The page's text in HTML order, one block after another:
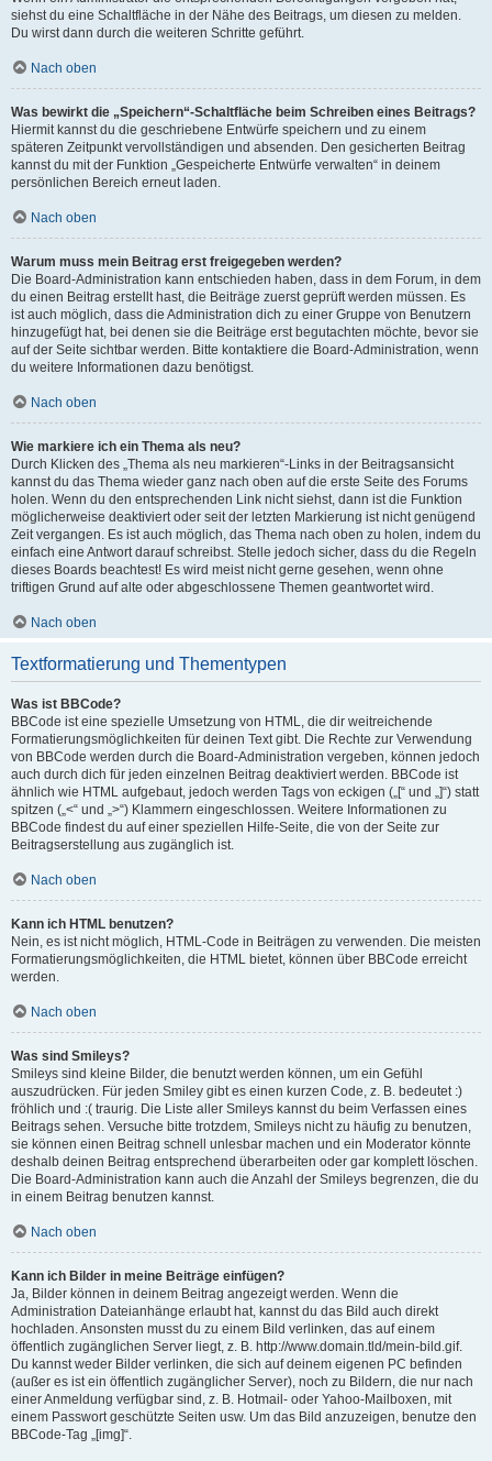
siehst du eine Schaltfläche in der Nähe des Beitrags, um diesen zu melden.
Du wirst dann durch die weiteren Schritte geführt.
Nach oben
Was bewirkt die „Speichern“-Schaltfläche beim Schreiben eines Beitrags?
Hiermit kannst du die geschriebene Entwürfe speichern und zu einem
späteren Zeitpunkt vervollständigen und absenden. Den gesicherten Beitrag
kannst du mit der Funktion „Gespeicherte Entwürfe verwalten“ in deinem
persönlichen Bereich erneut laden.
Nach oben
Warum muss mein Beitrag erst freigegeben werden?
Die Board-Administration kann entschieden haben, dass in dem Forum, in dem
du einen Beitrag erstellt hast, die Beiträge zuerst geprüft werden müssen. Es
ist auch möglich, dass die Administration dich zu einer Gruppe von Benutzern
hinzugefügt hat, bei denen sie die Beiträge erst begutachten möchte, bevor sie
auf der Seite sichtbar werden. Bitte kontaktiere die Board-Administration, wenn
du weitere Informationen dazu benötigst.
Nach oben
Wie markiere ich ein Thema als neu?
Durch Klicken des „Thema als neu markieren“-Links in der Beitragsansicht
kannst du das Thema wieder ganz nach oben auf die erste Seite des Forums
holen. Wenn du den entsprechenden Link nicht siehst, dann ist die Funktion
möglicherweise deaktiviert oder seit der letzten Markierung ist nicht genügend
Zeit vergangen. Es ist auch möglich, das Thema nach oben zu holen, indem du
einfach eine Antwort darauf schreibst. Stelle jedoch sicher, dass du die Regeln
dieses Boards beachtest! Es wird meist nicht gerne gesehen, wenn ohne
triftigen Grund auf alte oder abgeschlossene Themen geantwortet wird.
Nach oben
Textformatierung und Thementypen
Was ist BBCode?
BBCode ist eine spezielle Umsetzung von HTML, die dir weitreichende
Formatierungsmöglichkeiten für deinen Text gibt. Die Rechte zur Verwendung
von BBCode werden durch die Board-Administration vergeben, können jedoch
auch durch dich für jeden einzelnen Beitrag deaktiviert werden. BBCode ist
ähnlich wie HTML aufgebaut, jedoch werden Tags von eckigen („[“ und „]“) statt
spitzen („<“ und „>“) Klammern eingeschlossen. Weitere Informationen zu
BBCode findest du auf einer speziellen Hilfe-Seite, die von der Seite zur
Beitragserstellung aus zugänglich ist.
Nach oben
Kann ich HTML benutzen?
Nein, es ist nicht möglich, HTML-Code in Beiträgen zu verwenden. Die meisten
Formatierungsmöglichkeiten, die HTML bietet, können über BBCode erreicht
werden.
Nach oben
Was sind Smileys?
Smileys sind kleine Bilder, die benutzt werden können, um ein Gefühl
auszudrücken. Für jeden Smiley gibt es einen kurzen Code, z. B. bedeutet :)
fröhlich und :( traurig. Die Liste aller Smileys kannst du beim Verfassen eines
Beitrags sehen. Versuche bitte trotzdem, Smileys nicht zu häufig zu benutzen,
sie können einen Beitrag schnell unlesbar machen und ein Moderator könnte
deshalb deinen Beitrag entsprechend überarbeiten oder gar komplett löschen.
Die Board-Administration kann auch die Anzahl der Smileys begrenzen, die du
in einem Beitrag benutzen kannst.
Nach oben
Kann ich Bilder in meine Beiträge einfügen?
Ja, Bilder können in deinem Beitrag angezeigt werden. Wenn die
Administration Dateianhänge erlaubt hat, kannst du das Bild auch direkt
hochladen. Ansonsten musst du zu einem Bild verlinken, das auf einem
öffentlich zugänglichen Server liegt, z. B. http://www.domain.tld/mein-bild.gif.
Du kannst weder Bilder verlinken, die sich auf deinem eigenen PC befinden
(außer es ist ein öffentlich zugänglicher Server), noch zu Bildern, die nur nach
einer Anmeldung verfügbar sind, z. B. Hotmail- oder Yahoo-Mailboxen, mit
einem Passwort geschützte Seiten usw. Um das Bild anzuzeigen, benutze den
BBCode-Tag „[img]“.